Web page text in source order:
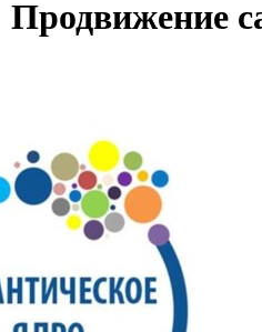
Продвижение